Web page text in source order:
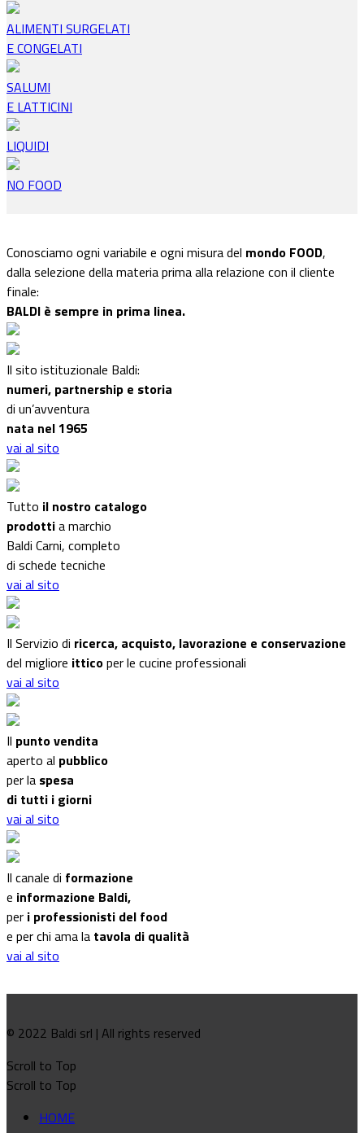
ALIMENTI SURGELATI
E CONGELATI
SALUMI
E LATTICINI
LIQUIDI
NO FOOD
Conosciamo ogni variabile e ogni misura del mondo FOOD,
dalla selezione della materia prima alla relazione con il cliente
finale:
BALDI è sempre in prima linea.
Il sito istituzionale Baldi:
numeri, partnership e storia
di un’avventura
nata nel 1965
vai al sito
Tutto il nostro catalogo
prodottia marchio
Baldi Carni, completo
di schede tecniche
vai al sito
Il Servizio di ricerca, acquisto, lavorazione e conservazione
del migliore itticoper le cucine professionali
vai al sito
Il punto vendita
aperto al pubblico
per la spesa
di tutti i giorni
vai al sito
Il canale di formazione
e informazione Baldi,
per i professionisti del food
e per chi ama la tavola di qualità
vai al sito
© 2022 Baldi srl | All rights reserved
Scroll to Top
Scroll to Top
HOME